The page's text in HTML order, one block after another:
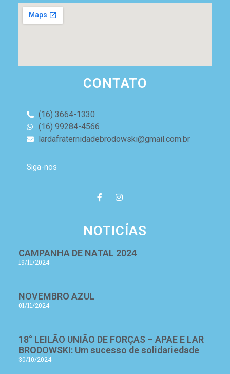
CONTATO
(16) 3664-1330
(16) 99284-4566
lardafraternidadebrodowski@gmail.com.br
Siga-nos
NOTICÍAS
CAMPANHA DE NATAL 2024
19/11/2024
NOVEMBRO AZUL
01/11/2024
18° LEILÃO UNIÃO DE FORÇAS – APAE E LAR
BRODOWSKI: Um sucesso de solidariedade
30/10/2024